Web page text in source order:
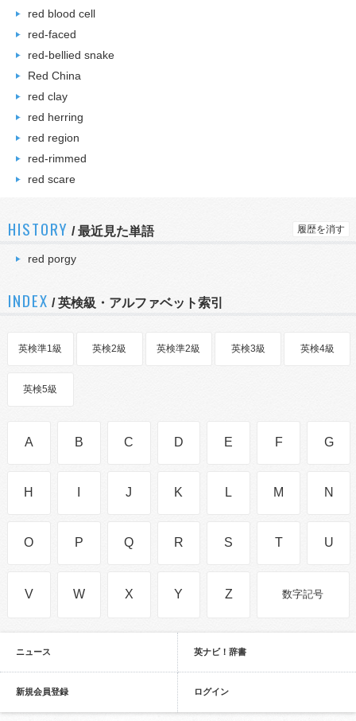
red blood cell
red-faced
red-bellied snake
Red China
red clay
red herring
red region
red-rimmed
red scare
HISTORY /最近見た単語 履歴を消す
red porgy
INDEX / 英検級・アルファベット索引
英検準1級 英検2級 英検準2級 英検3級 英検4級
英検5級
A B C D E F G
H J K L M N
O P Q R S T U
V W X Y Z 数字記号
ニュース 英ナビ！辞書
新規会員登録 ログイン